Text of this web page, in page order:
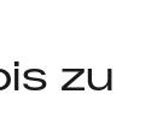
zu